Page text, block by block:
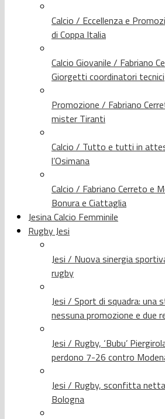
Calcio / Eccellenza e
di Coppa Italia
Calcio Giovanile / Fabriano
Giorgetti coordinatori tecnici
Promozione / Fabriano
mister Tiranti
Calcio / Tutto e tutti in
l’Osimana
Calcio / Fabriano Cerreto e
Bonura e Ciattaglia
Jesina Calcio Femminile
Rugby Jesi
Jesi / Nuova sinergia
rugby
Jesi / Sport di squadra: una
nessuna promozione e due
Jesi / Rugby, ‘Bubu’
perdono 7-26 contro
Jesi / Rugby, sconfitta
Bologna